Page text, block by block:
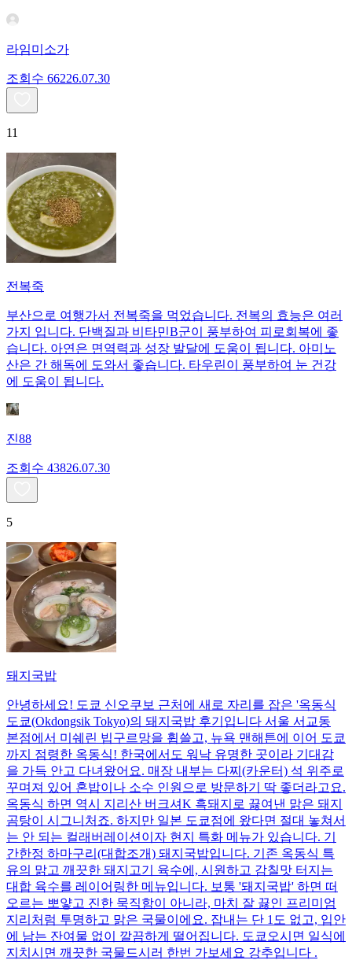
라임미소가
조회수 66226.07.30
11
전복죽
부산으로 여행가서 전복죽을 먹었습니다. 전복의 효능은 여러
가지 입니다. 단백질과 비타민B군이 풍부하여 피로회복에 좋
습니다. 아연은 면역력과 성장 발달에 도움이 됩니다. 아미노
산은 간 해독에 도와서 좋습니다. 타우린이 풍부하여 눈 건강
에 도움이 됩니다.
진88
조회수 43826.07.30
5
돼지국밥
안녕하세요! 도쿄 신오쿠보 근처에 새로 자리를 잡은 '옥동식
도쿄(Okdongsik Tokyo)의 돼지국밥 후기입니다 서울 서교동
본점에서 미쉐린 빕구르망을 휩쓸고, 뉴욕 맨해튼에 이어 도쿄
까지 점령한 옥동식! 한국에서도 워낙 유명한 곳이라 기대감
을 가득 안고 다녀왔어요. 매장 내부는 다찌(카운터) 석 위주로
꾸며져 있어 혼밥이나 소수 인원으로 방문하기 딱 좋더라고요.
옥동식 하면 역시 지리산 버크셔K 흑돼지로 끓여낸 맑은 돼지
곰탕이 시그니처죠. 하지만 일본 도쿄점에 왔다면 절대 놓쳐서
는 안 되는 컬래버레이션이자 현지 특화 메뉴가 있습니다. 기
간한정 하마구리(대합조개) 돼지국밥입니다. 기존 옥동식 특
유의 맑고 깨끗한 돼지고기 육수에, 시원하고 감칠맛 터지는
대합 육수를 레이어링한 메뉴입니다. 보통 '돼지국밥' 하면 떠
오르는 뽀얗고 진한 묵직함이 아니라, 마치 잘 끓인 프리미엄
지리처럼 투명하고 맑은 국물이에요. 잡내는 단 1도 없고, 입안
에 남는 잔여물 없이 깔끔하게 떨어집니다. 도쿄오시면 일식에
지치시면 깨끗한 국물드시러 한번 가보세요 강추입니다 .